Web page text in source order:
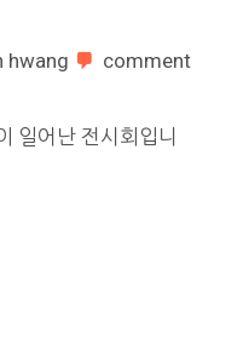
hwang comment
일어난 전시회입니